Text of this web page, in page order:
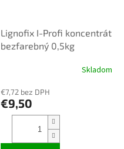
Lignofix I-Profi koncentrát
bezfarebný 0,5kg
Skladom
€7,72 bez DPH
€9,50